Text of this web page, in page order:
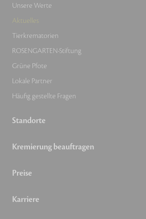
Unsere Werte
Aktuelles
Tierkrematorien
ROSENGARTEN-Stiftung
Grüne Pfote
Lokale Partner
Häufig gestellte Fragen
Standorte
Kremierung beauftragen
Preise
Karriere